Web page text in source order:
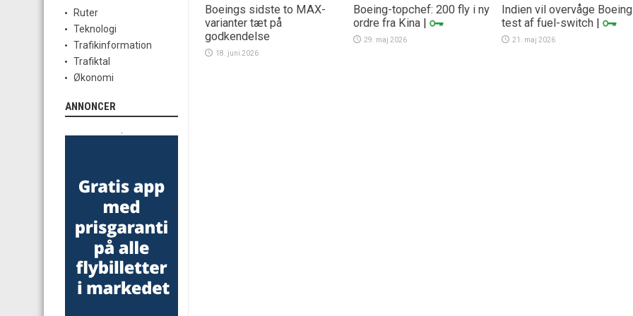
Boeings sidste to MAX-
varianter tæt på
godkendelse
18. juni 2026
Boeing-topchef: 200 fly i ny
ordre fra Kina |
29. maj 2026
Indien vil overvåge
test af fuel-switch |
21. maj 2026
Ruter
Teknologi
Trafikinformation
Trafiktal
Økonomi
ANNONCER